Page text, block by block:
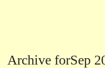
Archive forSep